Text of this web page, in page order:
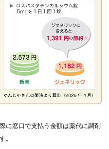
に窓口で支払う金額は薬代に調剤
。